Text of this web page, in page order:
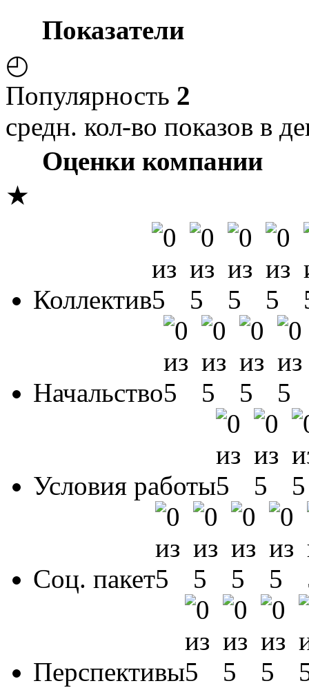
Показатели
◴
Популярность 2
средн. кол-во показов в
Оценки компании
★
Коллектив
Начальство
Условия работы
Соц. пакет
Перспективы